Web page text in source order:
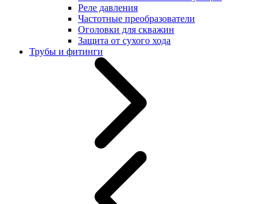
Реле давления
Частотные преобразователи
Оголовки для скважин
Защита от сухого хода
Трубы и фитинги